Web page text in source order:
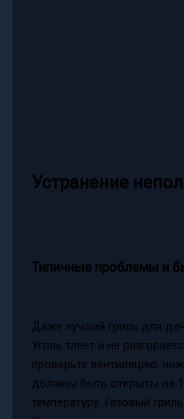
Устранение
Типичные проблемы и
Даже лучший гриль для
Уголь тлеет и не
проверьте вентиляцию:
должны быть открыты на
температуру. Газовый